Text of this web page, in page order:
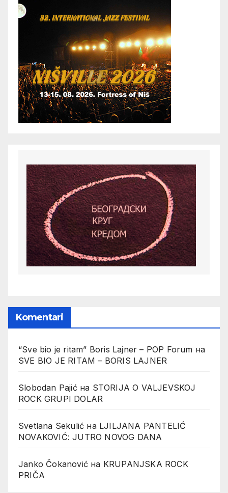
Komentari
“Sve bio je ritam” Boris Lajner – POP Forum на
SVE BIO JE RITAM – BORIS LAJNER
Slobodan Pajićна STORIJA O VALJEVSKOJ
ROCK GRUPI DOLAR
Svetlana Sekulić на LJILJANA PANTELIĆ
NOVAKOVIĆ: JUTRO NOVOG DANA
Janko Čokanović на KRUPANJSKA ROCK
PRIČA